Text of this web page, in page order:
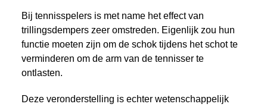
Bij tennisspelers is met name het effect van
trillingsdempers zeer omstreden. Eigenlijk zou hun
functie moeten zijn om de schok tijdens het schot te
verminderen om de arm van de tennisser te
ontlasten.
Deze veronderstelling is echter wetenschappelijk